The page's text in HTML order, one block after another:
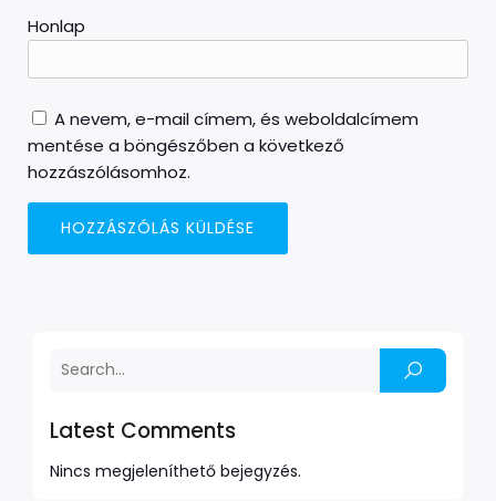
Latest Comments
Nincs megjeleníthető bejegyzés.
Honlap
A nevem, e-mail címem, és weboldalcímem
mentése a böngészőben a következő
hozzászólásomhoz.